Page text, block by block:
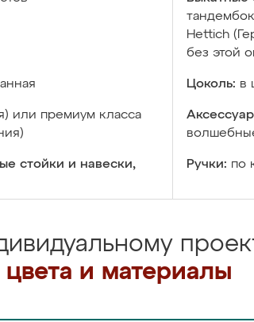
Hettich
без этой
Цоколь: в
или премиум класса
стойки и навески,
Ручки: по
и материалы